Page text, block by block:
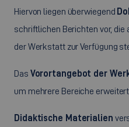
Hiervon liegen überwiegend
schriftlichen Berichten vor, die
der Werkstatt zur Verfügung
Das Vorortangebot der
um mehrere Bereiche
Didaktische Materialien